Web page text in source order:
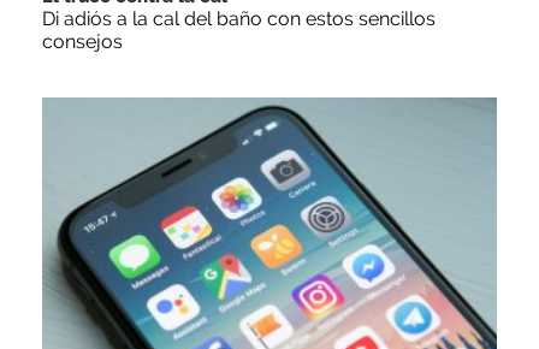
Di adiós a la cal del baño con estos sencillos
consejos